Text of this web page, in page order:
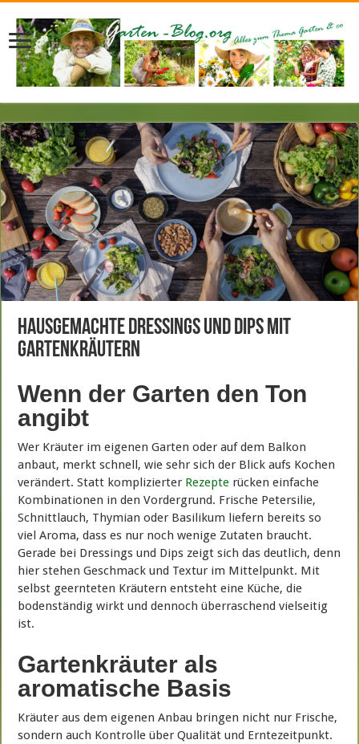
Hausgemachte Dressings und Dips mit
Gartenkräutern
Wenn der Garten den Ton
angibt
Wer Kräuter im eigenen Garten oder auf dem Balkon
anbaut, merkt schnell, wie sehr sich der Blick aufs Kochen
verändert. Statt komplizierter Rezepte rücken einfache
Kombinationen in den Vordergrund. Frische Petersilie,
Schnittlauch, Thymian oder Basilikum liefern bereits so
viel Aroma, dass es nur noch wenige Zutaten braucht.
Gerade bei Dressings und Dips zeigt sich das deutlich, denn
hier stehen Geschmack und Textur im Mittelpunkt. Mit
selbst geernteten Kräutern entsteht eine Küche, die
bodenständig wirkt und dennoch überraschend vielseitig
ist.
Gartenkräuter als
aromatische Basis
Kräuter aus dem eigenen Anbau bringen nicht nur Frische,
sondern auch Kontrolle über Qualität und Erntezeitpunkt.